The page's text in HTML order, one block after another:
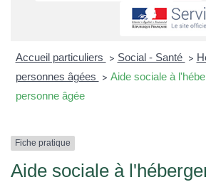
Accueil particuliers > Social - Santé >
personnes âgées
> Aide sociale à
personne âgée
Fiche pratique
Aide sociale à